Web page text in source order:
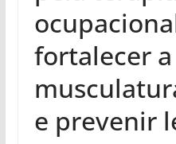
fortalecer a
e prevenir